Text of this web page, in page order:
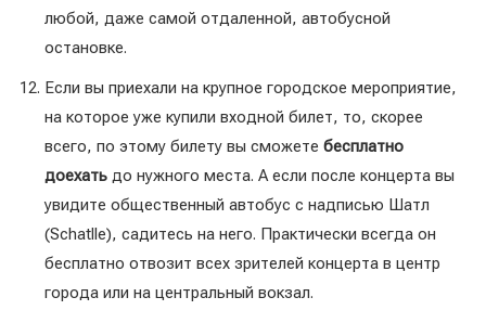
любой, даже самой отдаленной, автобусной
остановке.
Если вы приехали на крупное городское мероприятие,
на которое уже купили входной билет, то, скорее
всего, по этому билету вы сможете бесплатно
доехать до нужного места. А если после концерта вы
увидите общественный автобус с надписью Шатл
(Schatlle), садитесь на него. Практически всегда он
бесплатно отвозит всех зрителей концерта в центр
города или на центральный вокзал.